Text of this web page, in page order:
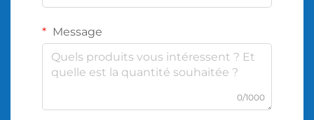
Message
0/1000